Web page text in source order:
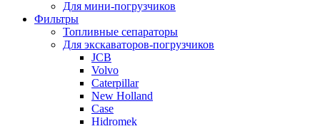
Для мини-погрузчиков
Фильтры
Топливные сепараторы
Для экскаваторов-погрузчиков
JCB
Volvo
Caterpillar
New Holland
Case
Hidromek